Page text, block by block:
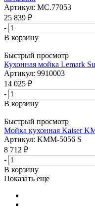
Артикул: MC.77053
25 839 ₽
-
В корзину
Быстрый просмотр
Кухонная мойка Lemark
Артикул: 9910003
14 025 ₽
-
В корзину
Быстрый просмотр
Мойка кухонная Kaiser
Артикул: KMM-5056 S
8 712 ₽
-
В корзину
Показать еще